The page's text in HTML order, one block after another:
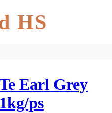
HS
Earl Grey
1kg/ps